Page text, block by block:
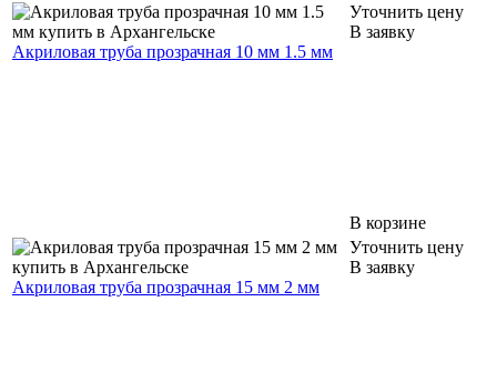
Акриловая труба прозрачная 10 мм 1.5 мм
Уточнить цену
В заявку
В корзине
Акриловая труба прозрачная 15 мм 2 мм
Уточнить цену
В заявку